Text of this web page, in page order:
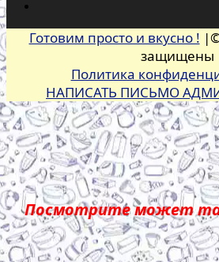
Готовим просто и вкусно !
защищены
Политика
НАПИСАТЬ ПИСЬМО
Посмотрите может